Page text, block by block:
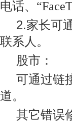
电话、
2.家长可
联系人。
股市：
可通过链
道。
其它错误